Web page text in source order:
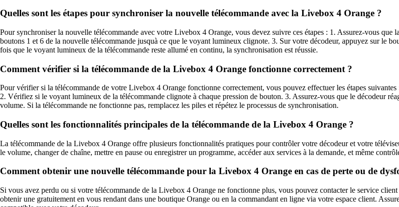
Quelles sont les étapes pour synchroniser la nouvelle télécommande avec la Livebox 4 Orange ?
Pour synchroniser la nouvelle télécommande avec votre Livebox 4 Orange, vous devez suivre ces étapes : 1. Assurez-vous que
boutons 1 et 6 de la nouvelle télécommande jusquà ce que le voyant lumineux clignote. 3. Sur votre décodeur, appuyez sur le
fois que le voyant lumineux de la télécommande reste allumé en continu, la synchronisation est réussie.
Comment vérifier si la télécommande de la Livebox 4 Orange fonctionne correctement ?
Pour vérifier si la télécommande de votre Livebox 4 Orange fonctionne correctement, vous pouvez effectuer les étapes
2. Vérifiez si le voyant lumineux de la télécommande clignote à chaque pression de bouton. 3. Assurez-vous que le décodeur
volume. Si la télécommande ne fonctionne pas, remplacez les piles et répétez le processus de synchronisation.
Quelles sont les fonctionnalités principales de la télécommande de la Livebox 4 Orange ?
La télécommande de la Livebox 4 Orange offre plusieurs fonctionnalités pratiques pour contrôler votre décodeur et votre
le volume, changer de chaîne, mettre en pause ou enregistrer un programme, accéder aux services à la demande, et même
Comment obtenir une nouvelle télécommande pour la Livebox 4 Orange en cas de perte ou de
Si vous avez perdu ou si votre télécommande de la Livebox 4 Orange ne fonctionne plus, vous pouvez contacter le service
obtenir une gratuitement en vous rendant dans une boutique Orange ou en la commandant en ligne via votre espace client.